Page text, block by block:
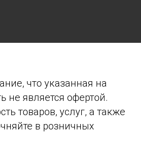
что указанная на
не является офертой.
товаров, услуг, а также
в розничных